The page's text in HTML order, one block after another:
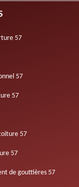
57
57
57
57
57
de gouttières 57